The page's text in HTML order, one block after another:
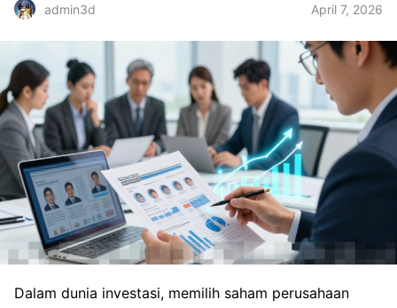
admin3d April 7, 2026
Dalam dunia investasi, memilih saham perusahaan